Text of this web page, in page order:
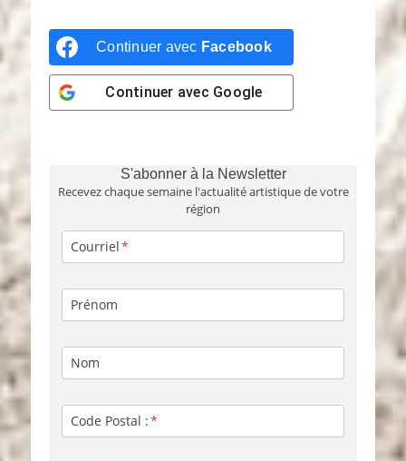
Continuer avec Facebook
Continuer avec Google
S'abonner à la Newsletter
Recevez chaque semaine l'actualité artistique de votre
région
Courriel
Prénom
Nom
Code Postal :